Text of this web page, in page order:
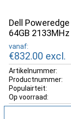
Dell Poweredge
64GB 2133MHz
vanaf:
€832.00 excl.
Artikelnummer:
Productnummer:
Populairteit:
Op voorraad: